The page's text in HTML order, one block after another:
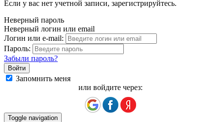
Если у вас нет учетной записи, зарегистрируйтесь.
Неверный пароль
Неверный логин или email
Логин или e-mail:
Пароль:
Забыли пароль?
Запомнить меня
или войдите через:
Toggle navigation